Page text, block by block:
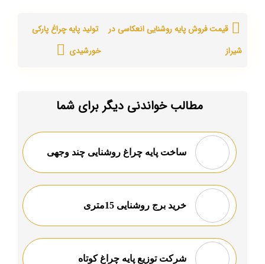
قیمت فروش پایه روشنایی انعکاسی در
شیراز
تولید پایه چراغ پارکی
خورشیدی
مطالب خواندنی دیگر برای شما
ساخت پایه چراغ روشنایی چند وجهی
خرید برج روشنایی 15متری
شرکت توزیع پایه چراغ کوتاه